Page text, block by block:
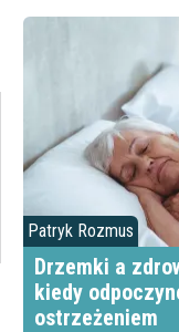
Patryk Rozmus
Drzemki a
kiedy
ostrzeżeniem